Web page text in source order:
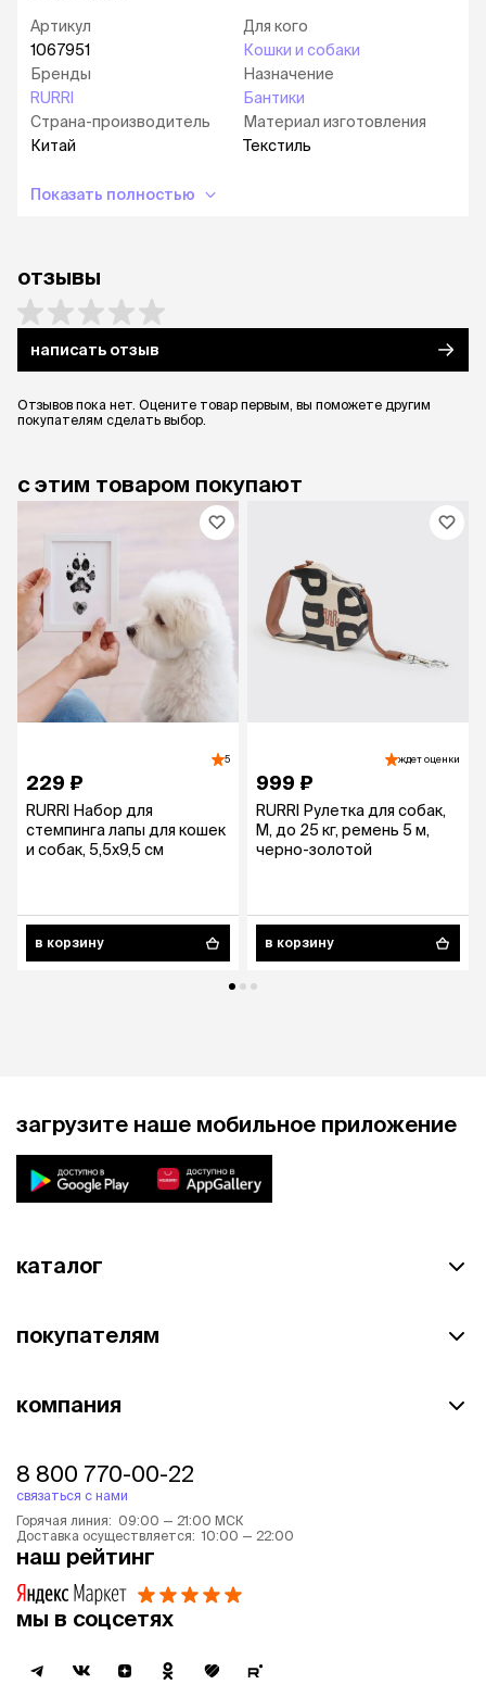
Артикул
1067951
Бренды
RURRI
Страна-производитель
Китай
Для кого
Кошки и собаки
Назначение
Бантики
Материал изготовления
Текстиль
Показать полностью
отзывы
написать отзыв
Отзывов пока нет. Оцените товар первым, вы поможете другим
покупателям сделать выбор.
с этим товаром покупают
5
229 ₽
RURRI Набор для
стемпинга лапы для кошек
и собак, 5,5х9,5 см
в корзину
ждет оценки
999 ₽
RURRI Рулетка для собак,
M, до 25 кг, ремень 5 м,
черно-золотой
в корзину
загрузите наше мобильное приложение
каталог
покупателям
компания
8 800 770-00-22
связаться с нами
Горячая линия: 09:00 — 21:00 МСК
Доставка осуществляется: 10:00 — 22:00
наш рейтинг
мы в соцсетях